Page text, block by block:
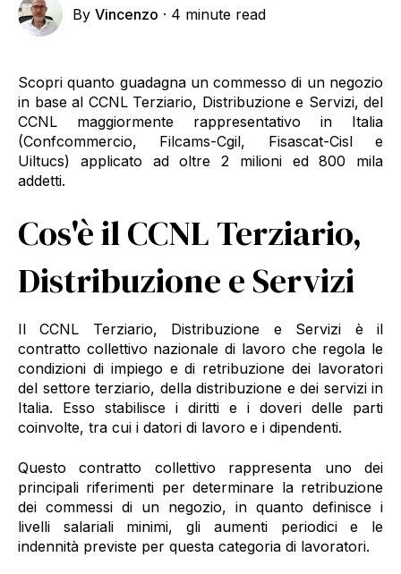
ByVincenzo · 4 minute read
Scopri quanto guadagna un commesso di un negozio
in base al CCNL Terziario, Distribuzione e Servizi, del
CCNL maggiormente rappresentativo in Italia
(Confcommercio, Filcams-Cgil, Fisascat-Cisl e
Uiltucs) applicato ad oltre 2 milioni ed 800 mila
addetti.
Cos'è il CCNL Terziario,
Distribuzione e Servizi
Il CCNL Terziario, Distribuzione e Servizi è il
contratto collettivo nazionale di lavoro che regola le
condizioni di impiego e di retribuzione dei lavoratori
del settore terziario, della distribuzione e dei servizi in
Italia. Esso stabilisce i diritti e i doveri delle parti
coinvolte, tra cui i datori di lavoro e i dipendenti.
Questo contratto collettivo rappresenta uno dei
principali riferimenti per determinare la retribuzione
dei commessi di un negozio, in quanto definisce i
livelli salariali minimi, gli aumenti periodici e le
indennità previste per questa categoria di lavoratori.